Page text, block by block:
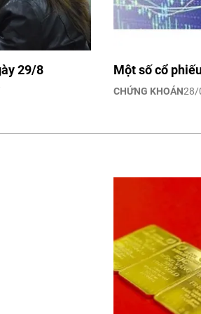
29/8 Một số cổ
CHỨNG KHOÁN28/